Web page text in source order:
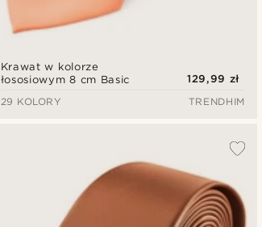
Krawat w kolorze
łososiowym 8 cm Basic
129,99 zł
29 KOLORY
TRENDHIM